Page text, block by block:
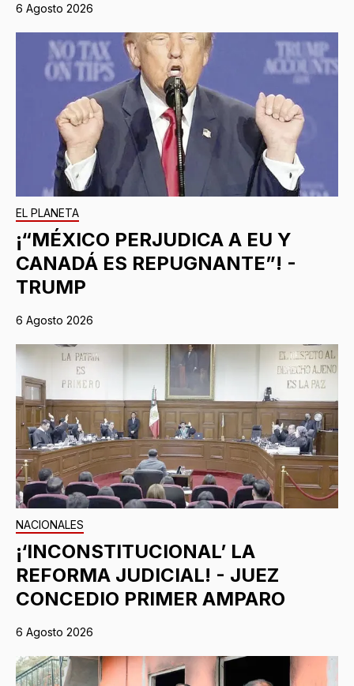
6 Agosto 2026
EL PLANETA
¡“MÉXICO PERJUDICA A EU Y
CANADÁ ES REPUGNANTE”! -
TRUMP
6 Agosto 2026
NACIONALES
¡‘INCONSTITUCIONAL’ LA
REFORMA JUDICIAL! - JUEZ
CONCEDIO PRIMER AMPARO
6 Agosto 2026